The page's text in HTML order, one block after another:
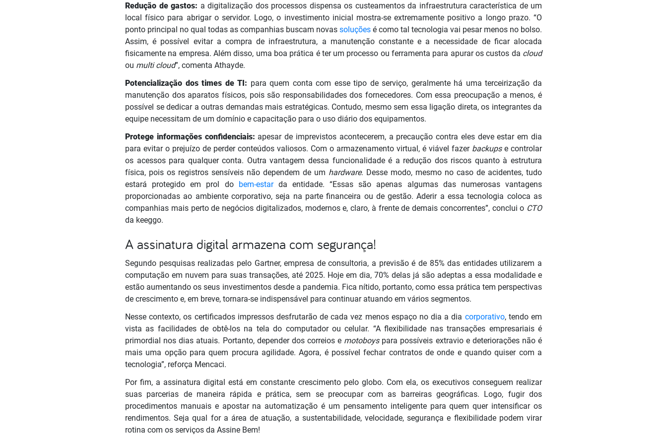
Redução de gastos: a digitalização dos processos dispensa os custeamentos da infraestrutura característica de um
local físico para abrigar o servidor. Logo, o investimento inicial mostra-se extremamente positivo a longo prazo. “O
ponto principal no qual todas as companhias buscam novas soluções é como tal tecnologia vai pesar menos no bolso.
Assim, é possível evitar a compra de infraestrutura, a manutenção constante e a necessidade de ficar alocada
fisicamente na empresa. Além disso, uma boa prática é ter um processo ou ferramenta para apurar os custos da cloud
ou multi cloud”, comenta Athayde.
Potencialização dos times de TI: para quem conta com esse tipo de serviço, geralmente há uma terceirização da
manutenção dos aparatos físicos, pois são responsabilidades dos fornecedores. Com essa preocupação a menos, é
possível se dedicar a outras demandas mais estratégicas. Contudo, mesmo sem essa ligação direta, os integrantes da
equipe necessitam de um domínio e capacitação para o uso diário dos equipamentos.
Protege informações confidenciais: apesar de imprevistos acontecerem, a precaução contra eles deve estar em dia
para evitar o prejuízo de perder conteúdos valiosos. Com o armazenamento virtual, é viável fazer backups e controlar
os acessos para qualquer conta. Outra vantagem dessa funcionalidade é a redução dos riscos quanto à estrutura
física, pois os registros sensíveis não dependem de um hardware. Desse modo, mesmo no caso de acidentes, tudo
estará protegido em prol do bem-estarda entidade. “Essas são apenas algumas das numerosas vantagens
proporcionadas ao ambiente corporativo, seja na parte financeira ou de gestão. Aderir a essa tecnologia coloca as
companhias mais perto de negócios digitalizados, modernos e, claro, à frente de demais concorrentes”, conclui o CTO
da keeggo.
A assinatura digital armazena com segurança!
Segundo pesquisas realizadas pelo Gartner, empresa de consultoria, a previsão é de 85% das entidades utilizarem a
computação em nuvem para suas transações, até 2025. Hoje em dia, 70% delas já são adeptas a essa modalidade e
estão aumentando os seus investimentos desde a pandemia. Fica nítido, portanto, como essa prática tem perspectivas
de crescimento e, em breve, tornara-se indispensável para continuar atuando em vários segmentos.
Nesse contexto, os certificados impressos desfrutarão de cada vez menos espaço no dia a dia corporativo, tendo em
vista as facilidades de obtê-los na tela do computador ou celular. “A flexibilidade nas transações empresariais é
primordial nos dias atuais. Portanto, depender dos correios e motoboys para possíveis extravio e deteriorações não é
mais uma opção para quem procura agilidade. Agora, é possível fechar contratos de onde e quando quiser com a
tecnologia”, reforça Mencaci.
Por fim, a assinatura digital está em constante crescimento pelo globo. Com ela, os executivos conseguem realizar
suas parcerias de maneira rápida e prática, sem se preocupar com as barreiras geográficas. Logo, fugir dos
procedimentos manuais e apostar na automatização é um pensamento inteligente para quem quer intensificar os
rendimentos. Seja qual for a área de atuação, a sustentabilidade, velocidade, segurança e flexibilidade podem virar
rotina com os serviços da Assine Bem!